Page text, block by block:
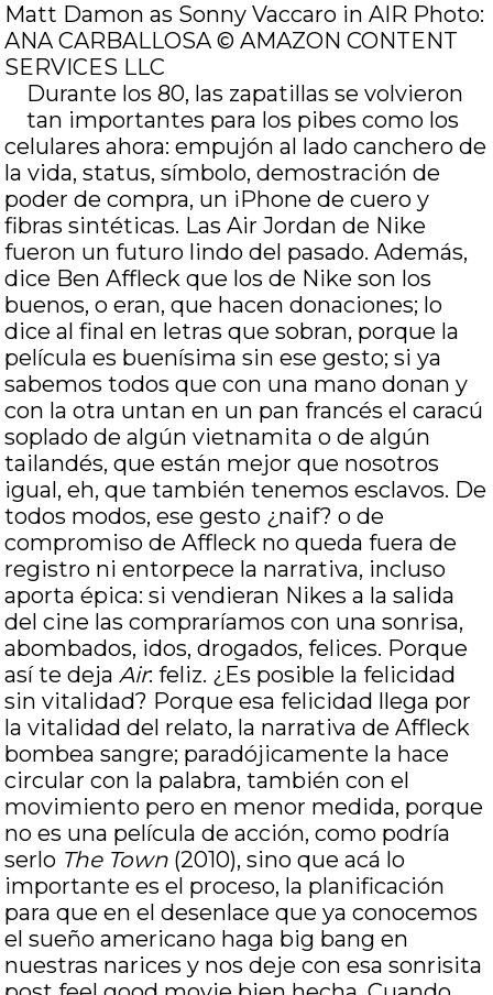
Matt Damon as Sonny Vaccaro in AIR Photo:
ANA CARBALLOSA © AMAZON CONTENT
SERVICES LLC
Durante los 80, las zapatillas se volvieron
tan importantes para los pibes como los
celulares ahora: empujón al lado canchero de
la vida, status, símbolo, demostración de
poder de compra, un iPhone de cuero y
fibras sintéticas. Las Air Jordan de Nike
fueron un futuro lindo del pasado. Además,
dice Ben Affleck que los de Nike son los
buenos, o eran, que hacen donaciones; lo
dice al final en letras que sobran, porque la
película es buenísima sin ese gesto; si ya
sabemos todos que con una mano donan y
con la otra untan en un pan francés el caracú
soplado de algún vietnamita o de algún
tailandés, que están mejor que nosotros
igual, eh, que también tenemos esclavos. De
todos modos, ese gesto ¿naif? o de
compromiso de Affleck no queda fuera de
registro ni entorpece la narrativa, incluso
aporta épica: si vendieran Nikes a la salida
del cine las compraríamos con una sonrisa,
abombados, idos, drogados, felices. Porque
así te dejaAir: feliz. ¿Es posible la felicidad
sin vitalidad? Porque esa felicidad llega por
la vitalidad del relato, la narrativa de Affleck
bombea sangre; paradójicamente la hace
circular con la palabra, también con el
movimiento pero en menor medida, porque
no es una película de acción, como podría
serlo The Town (2010), sino que acá lo
importante es el proceso, la planificación
para que en el desenlace que ya conocemos
el sueño americano haga big bang en
nuestras narices y nos deje con esa sonrisita